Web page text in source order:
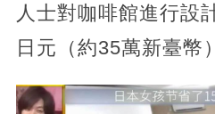
人士對咖啡館進行設
日元（約35萬新臺幣